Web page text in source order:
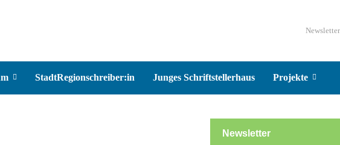
Newsletter
StadtRegionschreiber:in Junges Schriftstellerhaus Projekte
Newsletter